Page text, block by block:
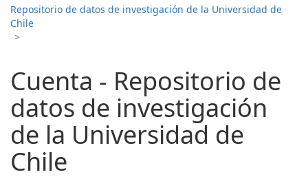
Repositorio de datos de investigación de la Universidad de
Chile
>
Cuenta - Repositorio de
datos de investigación
de la Universidad de
Chile